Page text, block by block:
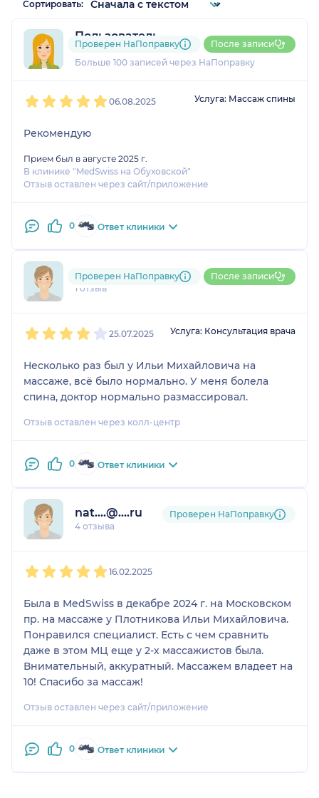
Сортировать:
Пользователь
89 отзывов и16 оценок
Больше 100 записей через НаПоправку
Проверен НаПоправку После записи
06.08.2025 Услуга: Массаж спины
Рекомендую
Прием был в августе 2025 г.
В клинике "MedSwiss на Обуховской"
Отзыв оставлен через сайт/приложение
0 Ответ клиники
792....@....ru
1 отзыв
Проверен НаПоправку После записи
25.07.2025 Услуга: Консультация врача
Несколько раз был у Ильи Михайловича на
массаже, всё было нормально. У меня болела
спина, доктор нормально размассировал.
Отзыв оставлен через колл-центр
0 Ответ клиники
nat....@....ru
4 отзыва
Проверен НаПоправку
16.02.2025
Была в MedSwiss в декабре 2024 г. на Московском
пр. на массаже у Плотникова Ильи Михайловича.
Понравился специалист. Есть с чем сравнить
даже в этом МЦ еще у 2-х массажистов была.
Внимательный, аккуратный. Массажем владеет на
10! Спасибо за массаж!
Отзыв оставлен через сайт/приложение
0 Ответ клиники